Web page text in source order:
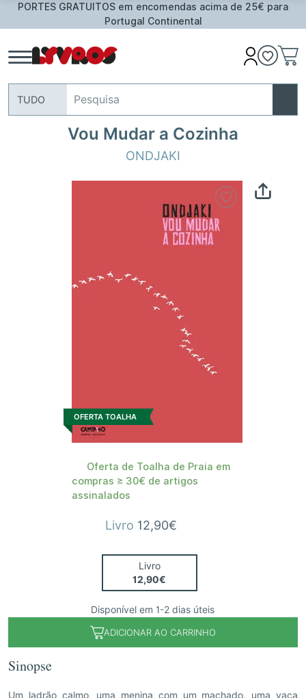
PORTES GRATUITOS em encomendas acima de 25€ para
Portugal Continental
TUDO
Vou Mudar a Cozinha
ONDJAKI
OFERTA TOALHA
Oferta de Toalha de Praia em
compras ≥ 30€ de artigos
assinalados
Livro 12,90€
Livro
12,90€
Disponível em 1-2 dias úteis
ADICIONAR AO CARRINHO
Sinopse
Um ladrão calmo, uma menina com um machado, uma vaca